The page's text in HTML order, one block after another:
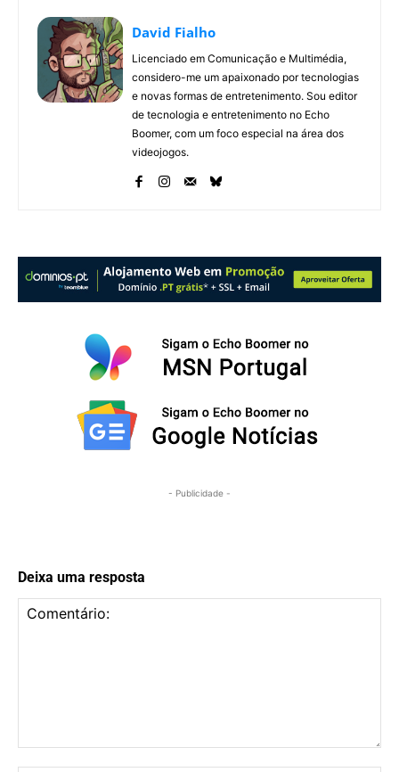
David Fialho
Licenciado em Comunicação e Multimédia,
considero-me um apaixonado por tecnologias
e novas formas de entretenimento. Sou editor
de tecnologia e entretenimento no Echo
Boomer, com um foco especial na área dos
videojogos.
- Publicidade -
Deixa uma resposta